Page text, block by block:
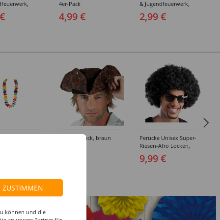
Beutel mit
4er-Pack
4,99 €
& Jugendfeuerwerk,
Knallerbsen, Packung mit
2 Dosen
2,99 €
Hut Pirat Jack, braun
Perücke Unisex Super-
Riesen-Afro Locken,
schwarz
9,99 €
ZUSTIMMEN
können und die